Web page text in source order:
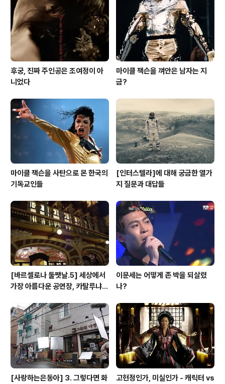
살려 놓았던 담당자는 뜨악했죠. 하지만 그걸 문제삼은 사
람이 아무도 없어서 조용히 넘어갔다는 엄청난 얘기가 있
습니다.)..
후궁, 진짜 주인공은 조여정이 아
니었다
마이클 잭슨을 껴안은 남자는 지
금?
마이클 잭슨을 사탄으로 몬 한국의
기독교인들
[인터스텔라]에 대해 궁금한 열가
지 질문과 대답들
[바르셀로나 둘쨋날.5] 세상에서
가장 아름다운 공연장, 카탈루냐
이문세는 어떻게 존 박을 되살렸
나?
[사랑하는은동아] 3. 그렇다면 화 고현정인가, 미실인가 - 캐릭터 vs